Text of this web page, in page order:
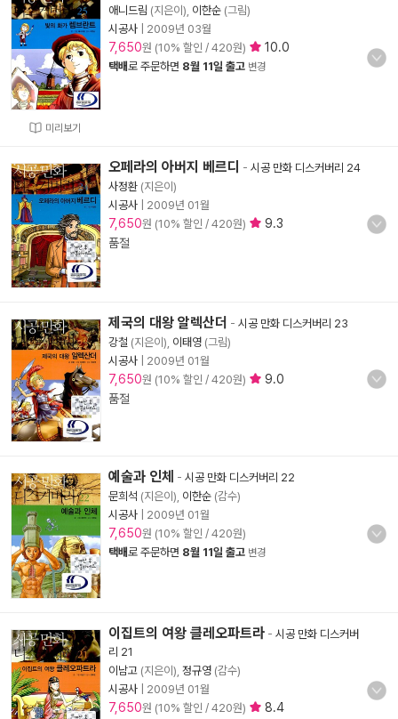
미리보기
애니드림 (지은이), 이한순 (그림)
시공사
2009년 03월
7,650원 (10% 할인 / 420원) 10.0
택배로 주문하면 8월 11일 출고 변경
오페라의 아버지 베르디 - 시공 만화 디스커버리 24
사정환 (지은이)
시공사
2009년 01월
7,650원 (10% 할인 / 420원)
9.3
품절
제국의 대왕 알렉산더 - 시공 만화 디스커버리 23
강철 (지은이), 이태영 (그림)
시공사
2009년 01월
7,650원 (10% 할인 / 420원)
9.0
품절
예술과 인체 - 시공 만화 디스커버리 22
문희석 (지은이), 이한순 (감수)
시공사
2009년 01월
7,650원 (10% 할인 / 420원)
택배로 주문하면 8월 11일 출고 변경
이집트의 여왕 클레오파트라 - 시공 만화 디스커버
리 21
이남고 (지은이), 정규영 (감수)
시공사
2009년 01월
7,650원 (10% 할인 / 420원) 8.4